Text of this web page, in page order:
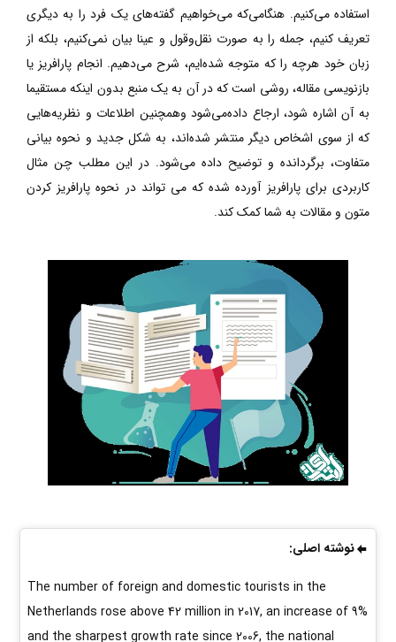
استفاده می‌کنیم. هنگامی‌که می‌خواهیم گفته‌های یک فرد را به دیگری
تعریف کنیم، جمله را به صورت نقل‌و‌قول و عینا بیان نمی‌کنیم، بلکه از
زبان خود هرچه را که متوجه شده‌ایم، شرح می‌دهیم. انجام پارافریز یا
بازنویسی مقاله، روشی است که در آن به یک منبع بدون اینکه مستقیما
به آن اشاره شود، ارجاع داده‌می‌شود وهمچنین اطلاعات و نظریه‌هایی
که از سوی اشخاص دیگر منتشر شده‌اند، به شکل جدید و نحوه بیانی
متفاوت، برگردانده و توضیح داده می‌شود. در این مطلب چن مثال
کاربردی برای پارافریز آورده شده که می تواند در نحوه پارافریز کردن
متون و مقالات به شما کمک کند.
نوشته اصلی:
The number of foreign and domestic tourists in the
Netherlands rose above 42 million in 2017, an increase of 9%
and the sharpest growth rate since 2006, the national